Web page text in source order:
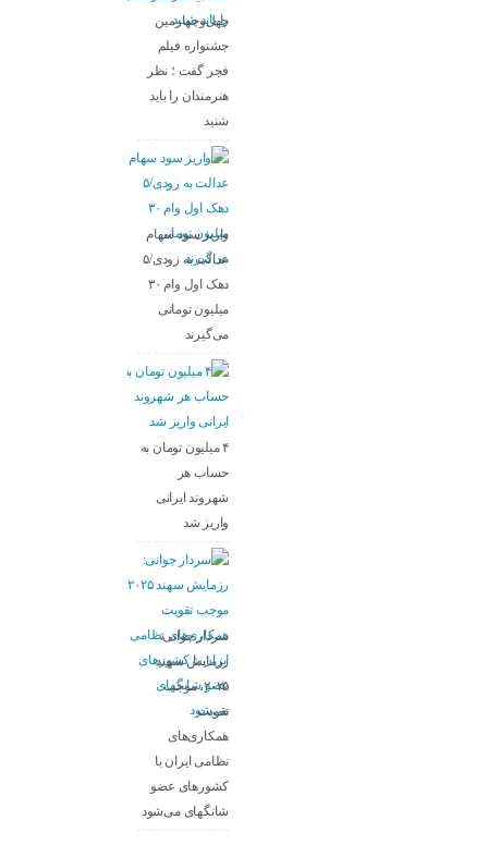
چهل‌وچهارمین
جشنواره فیلم
فجر گفت ؛ نظر
هنرمندان را باید
شنید
واریز سود سهام
عدالت به زودی/۵
دهک اول وام ۳۰
میلیون تومانی
می‌گیرند
۴ میلیون تومان به
حساب هر
شهروند ایرانی
واریز شد
سردار جوانی:
رزمایش سهند
۲۰۲۵، موجب
تقویت
همکاری‌های
نظامی ایران با
کشور‌های عضو
شانگهای می‌شود